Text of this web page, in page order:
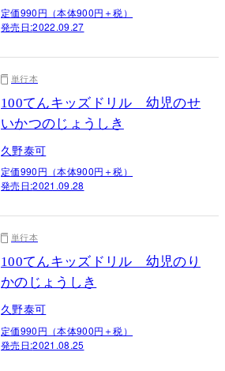
定価990円（本体900円＋税）
発売日:2022.09.27
単行本
100てんキッズドリル 幼児のせ
いかつのじょうしき
久野泰可
定価990円（本体900円＋税）
発売日:2021.09.28
単行本
100てんキッズドリル 幼児のり
かのじょうしき
久野泰可
定価990円（本体900円＋税）
発売日:2021.08.25